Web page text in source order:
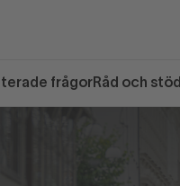
frågor Råd och stöd